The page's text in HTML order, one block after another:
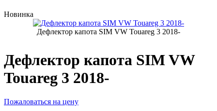
Новинка
Дефлектор капота SIM VW Touareg 3 2018-
Дефлектор капота SIM VW
Touareg 3 2018-
Пожаловаться на цену